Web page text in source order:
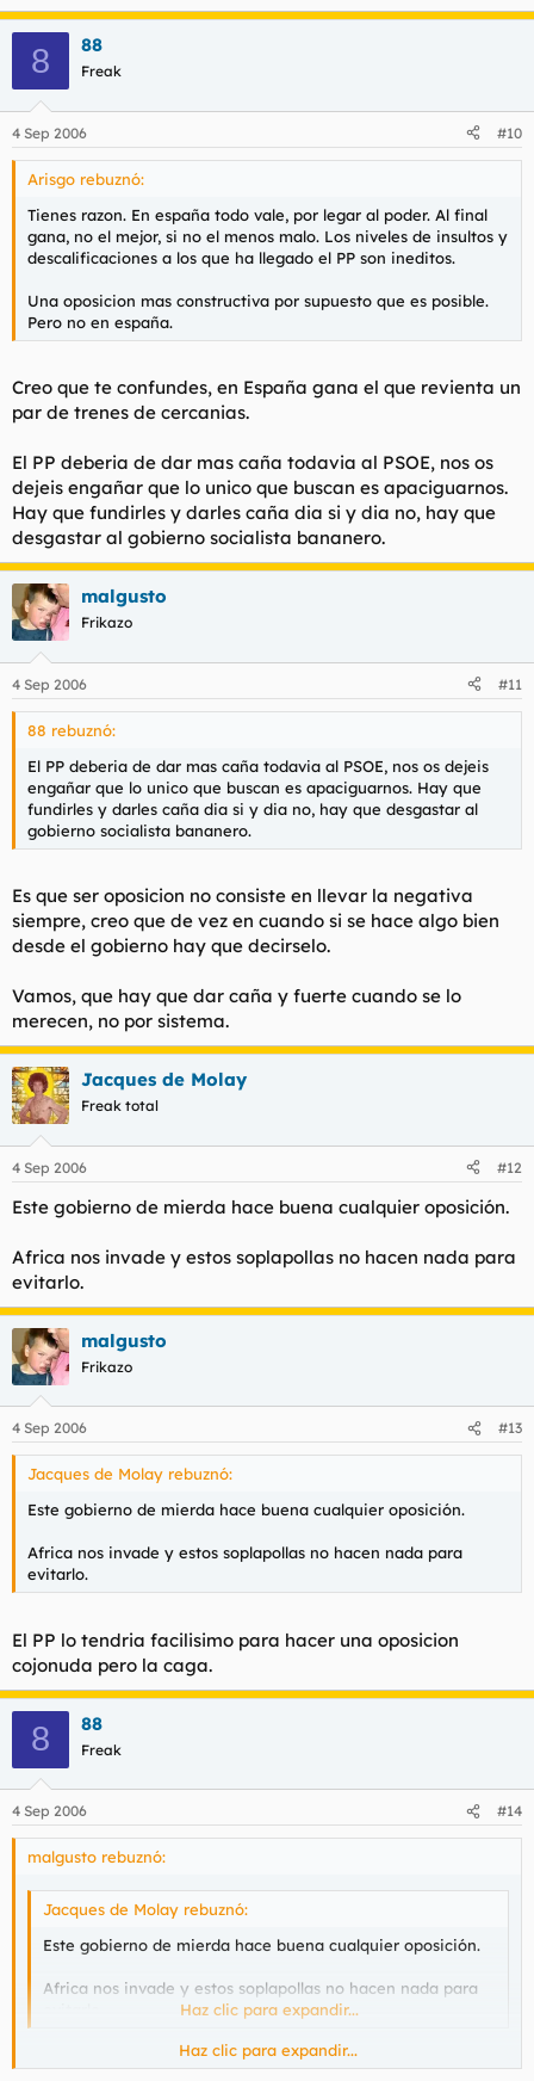
8 88
Freak
4 Sep 2006 #10
Arisgo rebuznó:
Tienes razon. En españa todo vale, por legar al poder. Al final
gana, no el mejor, si no el menos malo. Los niveles de insultos y
descalificaciones a los que ha llegado el PP son ineditos.
Una oposicion mas constructiva por supuesto que es posible.
Pero no en españa.
Creo que te confundes, en España gana el que revienta un
par de trenes de cercanias.
El PP deberia de dar mas caña todavia al PSOE, nos os
dejeis engañar que lo unico que buscan es apaciguarnos.
Hay que fundirles y darles caña dia si y dia no, hay que
desgastar al gobierno socialista bananero.
malgusto
Frikazo
4 Sep 2006 #11
88 rebuznó:
El PP deberia de dar mas caña todavia al PSOE, nos os dejeis
engañar que lo unico que buscan es apaciguarnos. Hay que
fundirles y darles caña dia si y dia no, hay que desgastar al
gobierno socialista bananero.
Es que ser oposicion no consiste en llevar la negativa
siempre, creo que de vez en cuando si se hace algo bien
desde el gobierno hay que decirselo.
Vamos, que hay que dar caña y fuerte cuando se lo
merecen, no por sistema.
Jacques de Molay
Freak total
4 Sep 2006 #12
Este gobierno de mierda hace buena cualquier oposición.
Africa nos invade y estos soplapollas no hacen nada para
evitarlo.
malgusto
Frikazo
4 Sep 2006 #13
Jacques de Molay rebuznó:
Este gobierno de mierda hace buena cualquier oposición.
Africa nos invade y estos soplapollas no hacen nada para
evitarlo.
El PP lo tendria facilisimo para hacer una oposicion
cojonuda pero la caga.
8 88
Freak
4 Sep 2006 #14
malgusto rebuznó:
Jacques de Molay rebuznó:
Este gobierno de mierda hace buena cualquier oposición.
Africa nos invade y estos soplapollas no hacen nada para
Haz clic para expandir...
El PP lo tendria facilisimo para hacer una oposicion cojonuda
Haz clic para expandir...